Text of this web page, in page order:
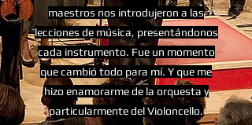
maestros nos introdujeron a las
lecciones de música, presentándonos
cada instrumento. Fue un momento
que cambió todo para mí. Y que me
hizo enamorarme de la orquesta y
particularmente del Violoncello.